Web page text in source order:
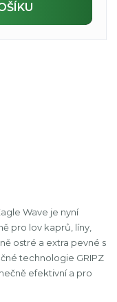
Wave je nyní
pro lov kaprů, líny,
ostré a extra pevné s
technologie GRIPZ
efektivní a pro